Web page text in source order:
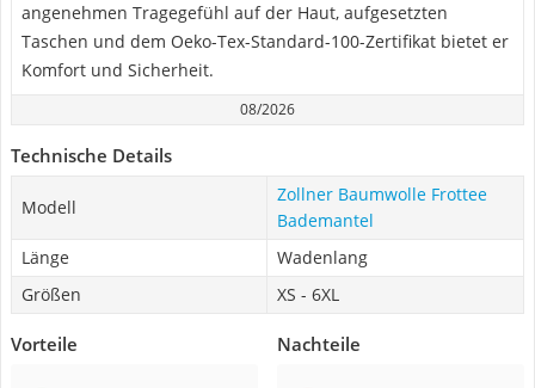
angenehmen Tragegefühl auf der Haut, aufgesetzten
Taschen und dem Oeko-Tex-Standard-100-Zertifikat bietet er
Komfort und Sicherheit.
08/2026
Technische Details
Modell
Zollner Baumwolle Frottee
Bademantel
Länge
Wadenlang
Größen
XS - 6XL
Vorteile Nachteile